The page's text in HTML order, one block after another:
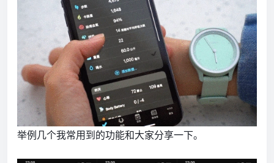
举例几个我常用到的功能和大家分享一下。